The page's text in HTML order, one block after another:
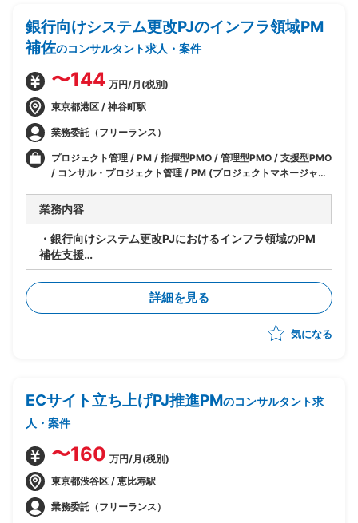
銀行向けシステム更改PJのインフラ領域PM
補佐のコンサルタント求人・案件
〜144 万円/月(税別)
東京都港区 / 神谷町駅
業務委託（フリーランス）
プロジェクト管理 / PM / 指揮型PMO / 管理型PMO / 支援型PMO
/ コンサル・プロジェクト管理 / PM (プロジェクトマネージャー)
ンフラ
業務内容
・銀行向けシステム更改PJにおけるインフラ領域のPM
補佐支援
・インフラ領域はサーバ構築/運用を担当
・現行の予備検討フェーズにおいて下記PM補佐業務を
-進捗管理(タスクの洗い出しを行い、大枠スケジュー
ているかなどをチェック)
-成果物を顧客へ概要説明
※詳細の実作業については各チームに依頼。あくまでも
マネジメントロールで推進していただきたい
開発環境
・OS：WindowsServer
・MS：Citrix(XenApp)/Windowsファイルサー
詳細を見る
気になる
ECサイト立ち上げPJ推進PMのコンサルタント求
人・案件
〜160 万円/月(税別)
東京都渋谷区 / 恵比寿駅
業務委託（フリーランス）